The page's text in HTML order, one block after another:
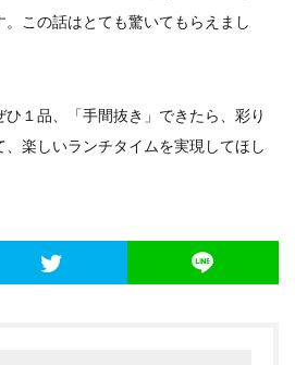
この話はとても驚いてもらえまし
１品、「手間抜き」できたら、彩り
楽しいランチタイムを実現してほし